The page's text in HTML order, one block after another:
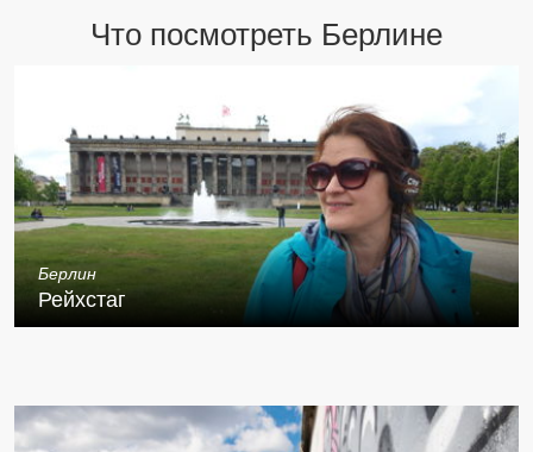
Что посмотреть Берлине
Берлин
Рейхстаг